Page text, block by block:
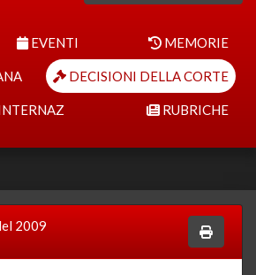
EVENTI MEMORIE
DECISIONI DELLA CORTE
RUBRICHE
2009